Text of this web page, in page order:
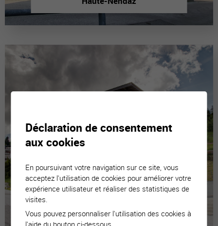
Déclaration de consentement
aux cookies
En poursuivant votre navigation sur ce site, vous
acceptez l'utilisation de cookies pour améliorer votre
expérience utilisateur et réaliser des statistiques de
visites.
Vous pouvez personnaliser l'utilisation des cookies à
l'aide du bouton ci-dessous.